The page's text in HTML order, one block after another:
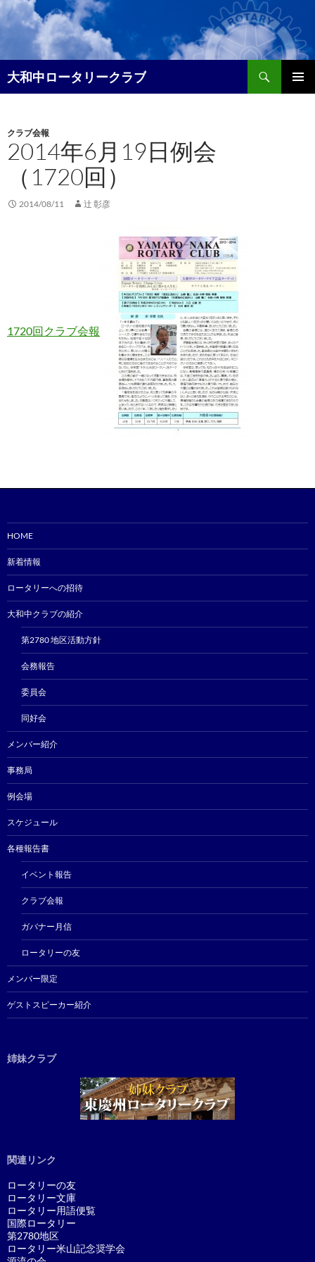
コ
ン
ン
ツ
へ
ッ
プ
大和中ロータリークラブ
検
索
クラブ会報
2014年6月19日例会
（1720回）
2014/08/11 辻 彰彦
1720回クラブ会報
HOME
新着情報
ロータリーへの招待
大和中クラブの紹介
第2780 地区活動方針
会務報告
委員会
同好会
メンバー紹介
事務局
例会場
スケジュール
各種報告書
イベント報告
クラブ会報
ガバナー月信
ロータリーの友
メンバー限定
ゲストスピーカー紹介
姉妹クラブ
関連リンク
ロータリーの友
ロータリー文庫
ロータリー用語便覧
国際ロータリー
第2780地区
ロータリー米山記念奨学会